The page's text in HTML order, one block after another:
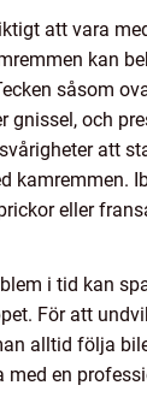
att vara
kan
såsom
gnissel, och
att
kamremmen.
eller
i tid kan
För att
alltid följa
med en